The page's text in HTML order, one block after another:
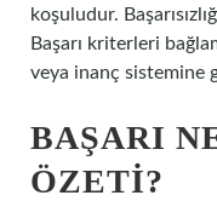
koşuludur.
Başarı kriterleri
veya inanç sistemine
BAŞARI
ÖZETI?